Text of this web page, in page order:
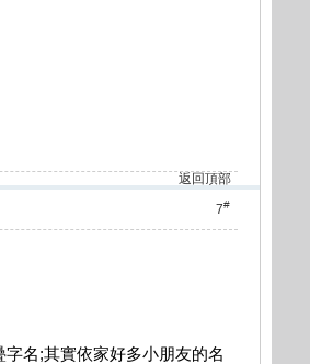
返回頂部
7#
名;其實依家好多小朋友的名